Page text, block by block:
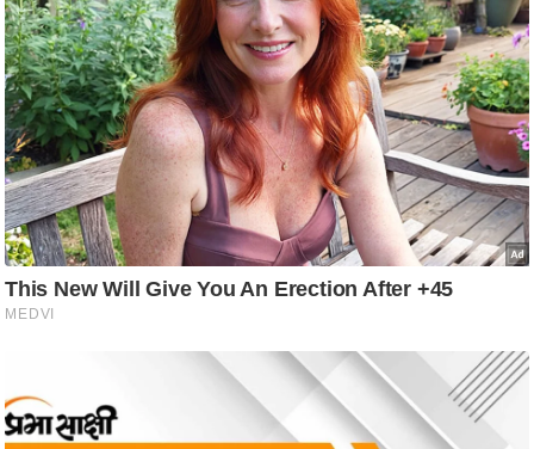
लू
नु
स्खे
प
र्य
ट
न
स्थ
ल
फि
स
मं